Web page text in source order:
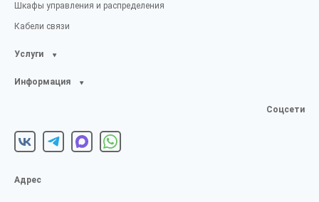
Шкафы управления и распределения
Кабели связи
Услуги
Информация
Соцсети
Адрес